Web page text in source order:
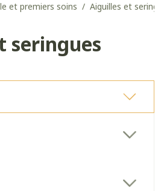
et premiers soins / Aiguilles et
seringues